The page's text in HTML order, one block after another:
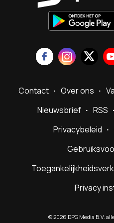
Contact Over ons
Nieuwsbrief
RSS
Privacybeleid
Privacy
©2026 DPG Media B.V.